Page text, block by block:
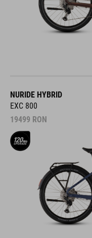
NURIDE HYBRID
EXC 800
19499 RON